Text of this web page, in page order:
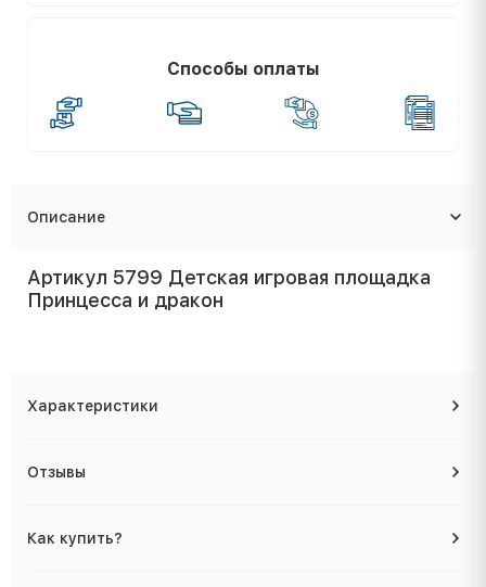
Способы оплаты
Описание
Артикул 5799 Детская игровая площадка
Принцесса и дракон
Характеристики
Отзывы
Как купить?